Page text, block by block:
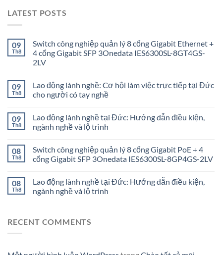
LATEST POSTS
09
Th8
Switch công nghiệp quản lý 8 cổng Gigabit Ethernet +
4 cổng Gigabit SFP 3Onedata IES6300SL-8GT4GS-
2LV
09
Th8
Lao động lành nghề: Cơ hội làm việc trực tiếp tại Đức
cho người có tay nghề
09
Th8
Lao động lành nghề tại Đức: Hướng dẫn điều kiện,
ngành nghề và lộ trình
08
Th8
Switch công nghiệp quản lý 8 cổng Gigabit PoE + 4
cổng Gigabit SFP 3Onedata IES6300SL-8GP4GS-2LV
08
Th8
Lao động lành nghề tại Đức: Hướng dẫn điều kiện,
ngành nghề và lộ trình
RECENT COMMENTS